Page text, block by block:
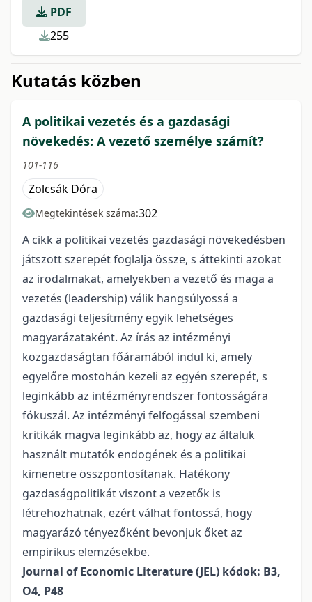
PDF
255
Kutatás közben
A politikai vezetés és a gazdasági
növekedés: A vezető személye számít?
101-116
Zolcsák Dóra
Megtekintések száma:302
A cikk a politikai vezetés gazdasági növekedésben
játszott szerepét foglalja össze, s áttekinti azokat
az irodalmakat, amelyekben a vezető és maga a
vezetés (leadership) válik hangsúlyossá a
gazdasági teljesítmény egyik lehetséges
magyarázataként. Az írás az intézményi
közgazdaságtan főáramából indul ki, amely
egyelőre mostohán kezeli az egyén szerepét, s
leginkább az intézményrendszer fontosságára
fókuszál. Az intézményi felfogással szembeni
kritikák magva leginkább az, hogy az általuk
használt mutatók endogének és a politikai
kimenetre összpontosítanak. Hatékony
gazdaságpolitikát viszont a vezetők is
létrehozhatnak, ezért válhat fontossá, hogy
magyarázó tényezőként bevonjuk őket az
empirikus elemzésekbe.
Journal of Economic Literature (JEL) kódok: B3,
O4, P48